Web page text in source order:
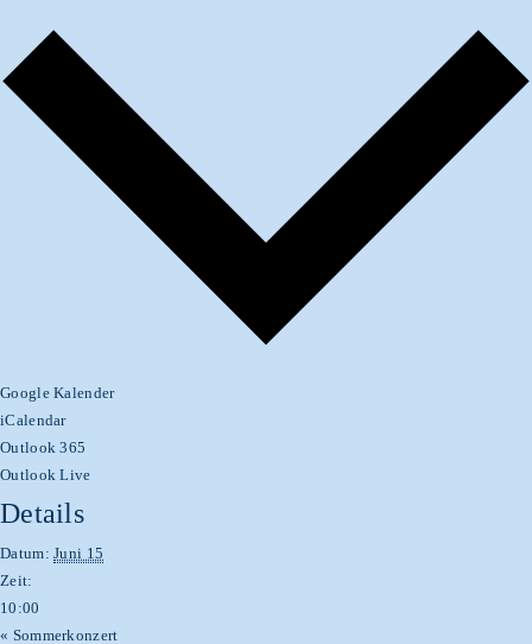
Google Kalender
iCalendar
Outlook 365
Outlook Live
Details
Datum: Juni 15
Zeit:
10:00
« Sommerkonzert